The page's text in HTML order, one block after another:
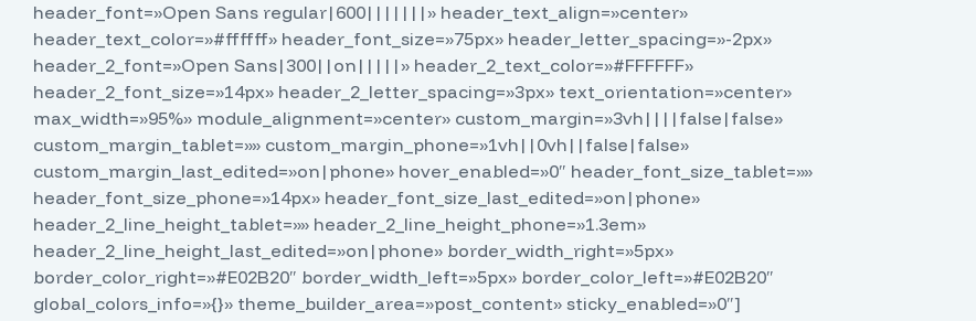
header_font=»Open Sans regular|600|||||||» header_text_align=»center»
header_text_color=»#ffffff» header_font_size=»75px» header_letter_spacing=»-2px»
header_2_font=»Open Sans|300||on|||||» header_2_text_color=»#FFFFFF»
header_2_font_size=»14px» header_2_letter_spacing=»3px» text_orientation=»center»
max_width=»95%» module_alignment=»center» custom_margin=»3vh||||false|false»
custom_margin_tablet=»» custom_margin_phone=»1vh||0vh||false|false»
custom_margin_last_edited=»on|phone» hover_enabled=»0″ header_font_size_tablet=»»
header_font_size_phone=»14px» header_font_size_last_edited=»on|phone»
header_2_line_height_tablet=»» header_2_line_height_phone=»1.3em»
header_2_line_height_last_edited=»on|phone» border_width_right=»5px»
border_color_right=»#E02B20″ border_width_left=»5px» border_color_left=»#E02B20″
global_colors_info=»{}» theme_builder_area=»post_content» sticky_enabled=»0″]